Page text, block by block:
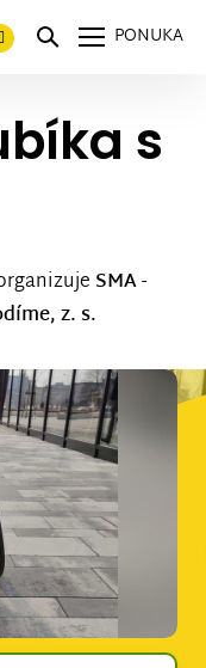
PONUKA
s
SMA -
z. s.